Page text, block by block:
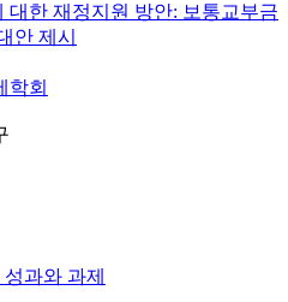
대한 재정지원 방안: 보통교부금
안 제시
학회
과와 과제